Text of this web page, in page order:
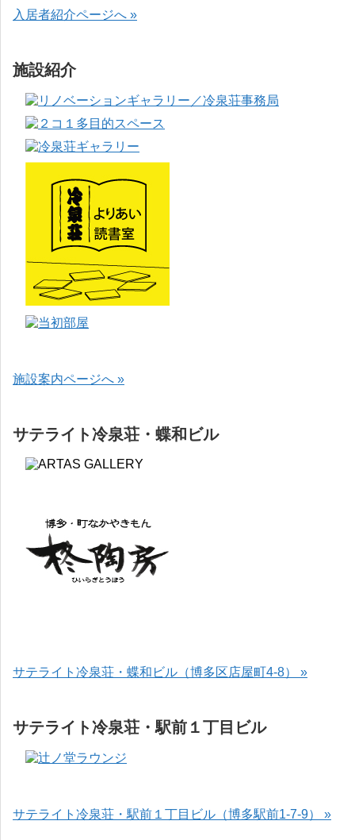
入居者紹介ページへ »
施設紹介
施設案内ページへ »
サテライト冷泉荘・蝶和ビル
サテライト冷泉荘・蝶和ビル（博多区店屋町4-8） »
サテライト冷泉荘・駅前１丁目ビル
サテライト冷泉荘・駅前１丁目ビル（博多駅前1-7-9） »